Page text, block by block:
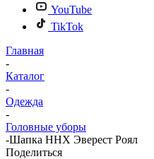
YouTube
TikTok
Главная
-
Каталог
-
Одежда
-
Головные уборы
-Шапка ННХ Эверест Роял
Поделиться